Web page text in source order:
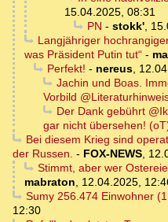
15.04.2025, 08:31
PN - stokk',
Langjähriger
was Präsident Putin tut“ -
Perfekt! - nereus,
Jachin und Boas.
Vorbild
Der Dank gebührt
gar nicht übersehen!
Bei diesem Krieg sind
der Russen. - FOX-NEWS,
Stimmt, aber wer
mabraton, 12.04.2025,
Sumy 256.474 Einwohner
12:30